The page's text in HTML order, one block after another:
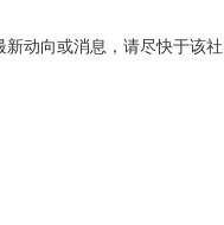
动向或消息，请尽快于该社